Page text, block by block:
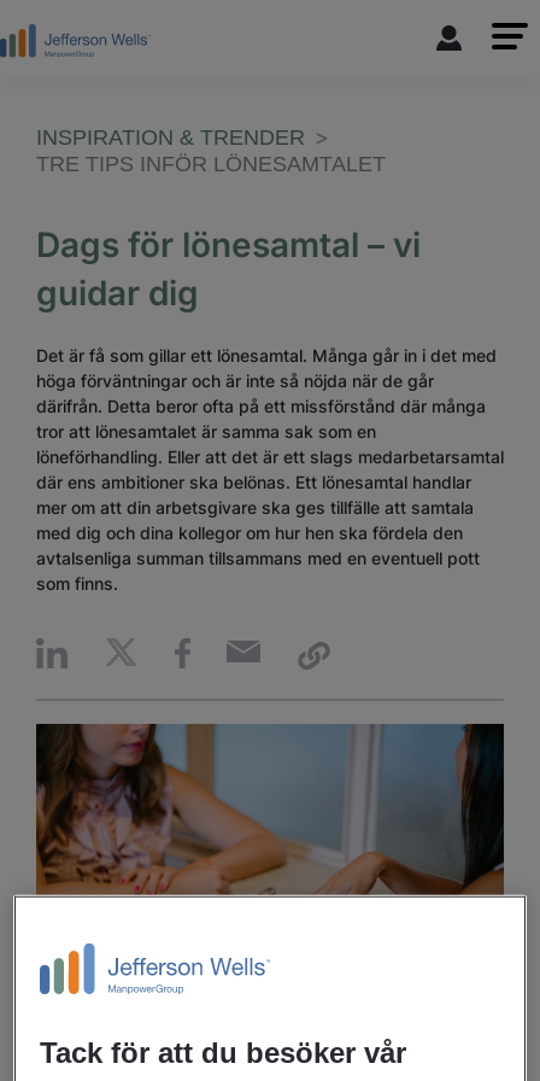
INSPIRATION & TRENDER
TRE TIPS INFÖR LÖNESAMTALET
Dags för lönesamtal – vi
guidar dig
Det är få som gillar ett lönesamtal. Många går in i det med
höga förväntningar och är inte så nöjda när de går
därifrån. Detta beror ofta på ett missförstånd där många
tror att lönesamtalet är samma sak som en
löneförhandling. Eller att det är ett slags medarbetarsamtal
där ens ambitioner ska belönas. Ett lönesamtal handlar
mer om att din arbetsgivare ska ges tillfälle att samtala
med dig och dina kollegor om hur hen ska fördela den
avtalsenliga summan tillsammans med en eventuell pott
som finns.
Men trots att det inte är en förhandling kan du ändå
påverka beslutet! Här kommer tre tips på hur du ska
Tack för att du besöker vår